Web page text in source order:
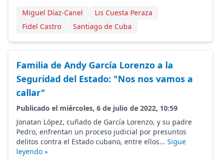
Miguel Díaz-Canel
Lis Cuesta Peraza
Fidel Castro
Santiago de Cuba
Familia de Andy García Lorenzo a la
Seguridad del Estado: "Nos nos vamos a
callar"
Publicado el miércoles, 6 de julio de 2022, 10:59
Jonatan López, cuñado de García Lorenzo, y su padre
Pedro, enfrentan un proceso judicial por presuntos
delitos contra el Estado cubano, entre ellos... Sigue
leyendo »